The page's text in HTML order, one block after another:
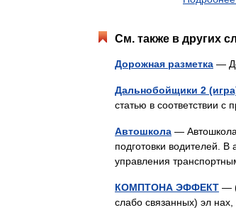
См. также в других
Дорожная разметка —
Дальнобойщики 2
статью в соответствии
Автошкола —
подготовки водителей. В
управления
КОМПТОНА ЭФФЕКТ —
слабо связанных) эл